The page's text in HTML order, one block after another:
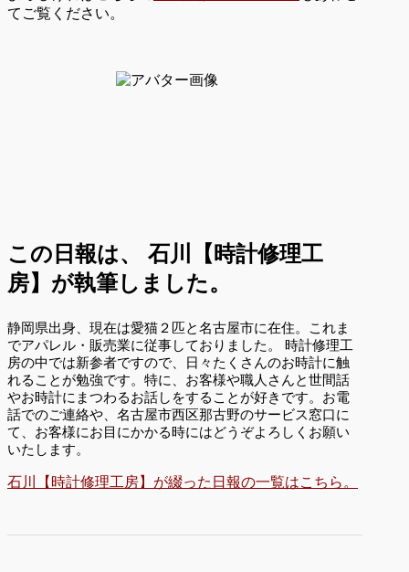
てご覧ください。
この日報は、
石川【時計修理工
房】が執筆しました。
静岡県出身、現在は愛猫２匹と名古屋市に在住。これま
でアパレル・販売業に従事しておりました。 時計修理工
房の中では新参者ですので、日々たくさんのお時計に触
れることが勉強です。特に、お客様や職人さんと世間話
やお時計にまつわるお話しをすることが好きです。お電
話でのご連絡や、名古屋市西区那古野のサービス窓口に
て、お客様にお目にかかる時にはどうぞよろしくお願い
いたします。
石川【時計修理工房】が綴った日報の一覧はこちら。